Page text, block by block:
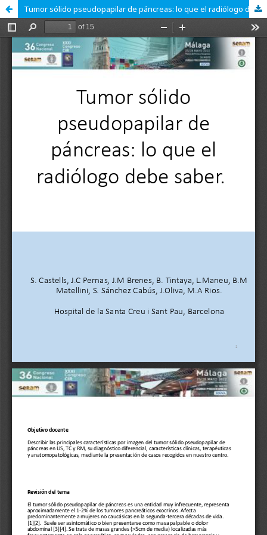
Tumor sólido pseudopapilar de páncreas: lo que el radiólogo debe conocer.